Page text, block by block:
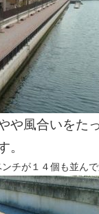
や風合いをた
。
チが１４個も並んで